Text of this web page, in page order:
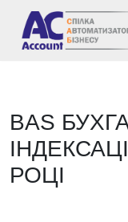
Перейти
BAS
РОЦІ